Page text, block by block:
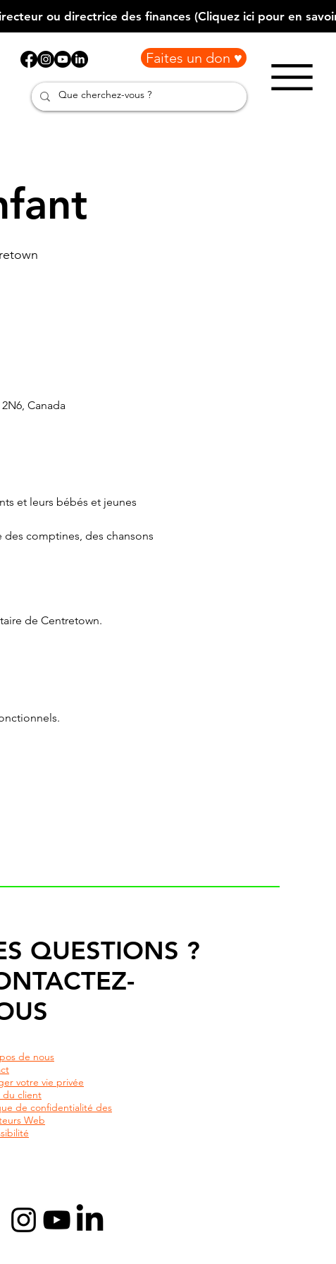
Faites un don ♥
Canada
et leurs bébés et jeunes
comptines, des chansons
de Centretown.
QUESTIONS ?
de nous
votre vie privée
du client
de confidentialité des
Web